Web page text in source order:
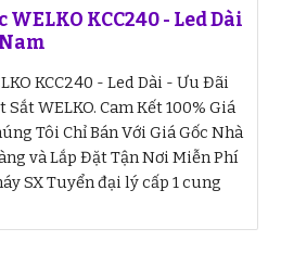
KCC240 - Led Dài
KCC240 - Led Dài - Ưu Đãi
WELKO. Cam Kết 100% Giá
Tôi Chỉ Bán Với Giá Gốc Nhà
và Lắp Đặt Tận Nơi Miễn Phí
SX Tuyển đại lý cấp 1 cung